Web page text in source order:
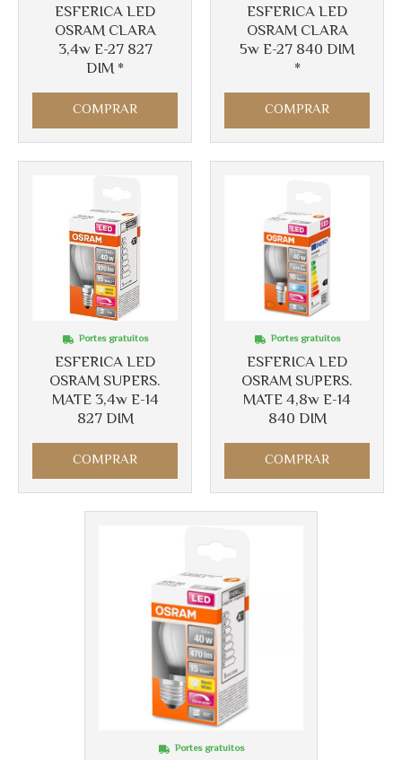
ESFERICA LED
OSRAM CLARA
3,4w E-27 827
DIM *
COMPRAR
ESFERICA LED
OSRAM CLARA
5w E-27 840 DIM
*
COMPRAR
ESFERICA LED
OSRAM SUPERS.
MATE 3,4w E-14
827 DIM
Portes gratuitos
COMPRAR
ESFERICA LED
OSRAM SUPERS.
MATE 4,8w E-14
840 DIM
Portes gratuitos
COMPRAR
Portes gratuitos